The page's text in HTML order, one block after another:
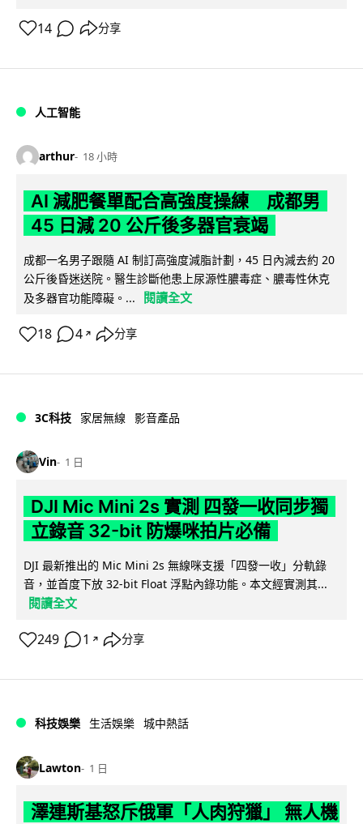
14 分享
人工智能
arthur 18 小時
AI 減肥餐單配合高強度操練 成都男
45 日減 20 公斤後多器官衰竭
成都一名男子跟隨 AI 制訂高強度減脂計劃，45 日內減去約 20
公斤後昏迷送院。醫生診斷他患上尿源性膿毒症、膿毒性休克
及多器官功能障礙。...
閱讀全文
18 4 ↗ 分享
3C科技 家居無線 影音產品
Vin 1 日
DJI Mic Mini 2s 實測 四發一收同步獨
立錄音 32-bit 防爆咪拍片必備
DJI 最新推出的 Mic Mini 2s 無線咪支援「四發一收」分軌錄
音，並首度下放 32-bit Float 浮點內錄功能。本文經實測其...
閱讀全文
249 1 ↗ 分享
科技娛樂 生活娛樂 城中熱話
Lawton 1 日
澤連斯基怒斥俄軍「人肉狩獵」 無人機